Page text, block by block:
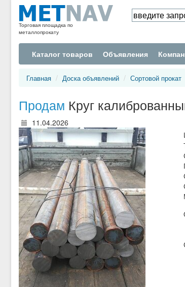
Торговая площадка по
металлопрокату
Каталог товаров Объявления
Главная Доска объявлений Сортовой прокат
Продам Круг
11.04.2026